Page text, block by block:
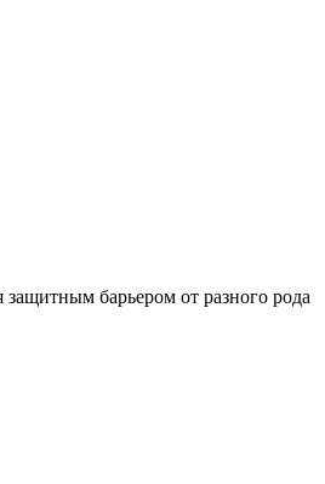
барьером от разного рода